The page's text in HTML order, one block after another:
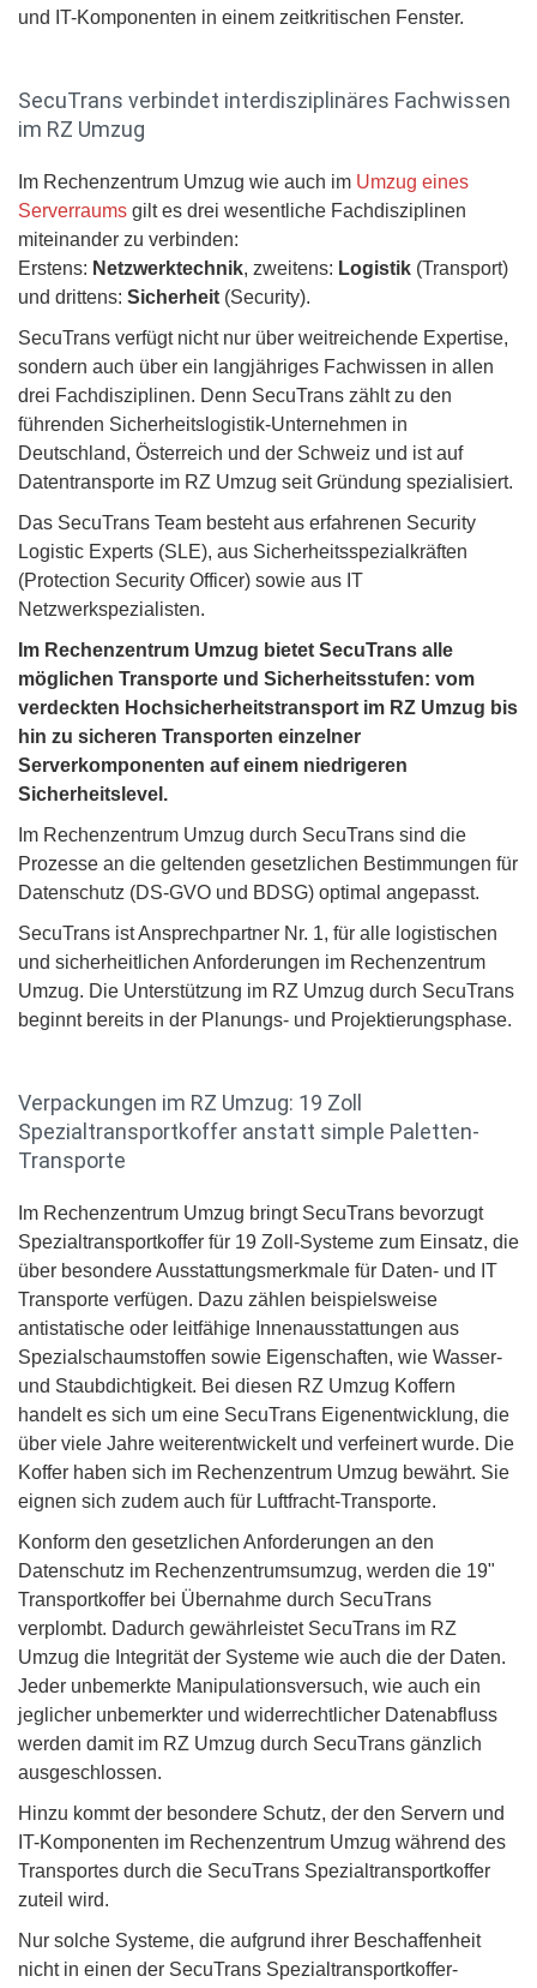
und IT-Komponenten in einem zeitkritischen Fenster.
SecuTrans verbindet interdisziplinäres Fachwissen
im RZ Umzug
Im Rechenzentrum Umzug wie auch im Umzug eines
Serverraums gilt es drei wesentliche Fachdisziplinen
miteinander zu verbinden:
Erstens: Netzwerktechnik, zweitens: Logistik (Transport)
und drittens: Sicherheit (Security).
SecuTrans verfügt nicht nur über weitreichende Expertise,
sondern auch über ein langjähriges Fachwissen in allen
drei Fachdisziplinen. Denn SecuTrans zählt zu den
führenden Sicherheitslogistik-Unternehmen in
Deutschland, Österreich und der Schweiz und ist auf
Datentransporte im RZ Umzug seit Gründung spezialisiert.
Das SecuTrans Team besteht aus erfahrenen Security
Logistic Experts (SLE), aus Sicherheitsspezialkräften
(Protection Security Officer) sowie aus IT
Netzwerkspezialisten.
Im Rechenzentrum Umzug bietet SecuTrans alle
möglichen Transporte und Sicherheitsstufen: vom
verdeckten Hochsicherheitstransport im RZ Umzug bis
hin zu sicheren Transporten einzelner
Serverkomponenten auf einem niedrigeren
Sicherheitslevel.
Im Rechenzentrum Umzug durch SecuTrans sind die
Prozesse an die geltenden gesetzlichen Bestimmungen für
Datenschutz (DS-GVO und BDSG) optimal angepasst.
SecuTrans ist Ansprechpartner Nr. 1, für alle logistischen
und sicherheitlichen Anforderungen im Rechenzentrum
Umzug. Die Unterstützung im RZ Umzug durch SecuTrans
beginnt bereits in der Planungs- und Projektierungsphase.
Verpackungen im RZ Umzug: 19 Zoll
Spezialtransportkoffer anstatt simple Paletten-
Transporte
Im Rechenzentrum Umzug bringt SecuTrans bevorzugt
Spezialtransportkoffer für 19 Zoll-Systeme zum Einsatz, die
über besondere Ausstattungsmerkmale für Daten- und IT
Transporte verfügen. Dazu zählen beispielsweise
antistatische oder leitfähige Innenausstattungen aus
Spezialschaumstoffen sowie Eigenschaften, wie Wasser-
und Staubdichtigkeit. Bei diesen RZ Umzug Koffern
handelt es sich um eine SecuTrans Eigenentwicklung, die
über viele Jahre weiterentwickelt und verfeinert wurde. Die
Koffer haben sich im Rechenzentrum Umzug bewährt. Sie
eignen sich zudem auch für Luftfracht-Transporte.
Konform den gesetzlichen Anforderungen an den
Datenschutz im Rechenzentrumsumzug, werden die 19"
Transportkoffer bei Übernahme durch SecuTrans
verplombt. Dadurch gewährleistet SecuTrans im RZ
Umzug die Integrität der Systeme wie auch die der Daten.
Jeder unbemerkte Manipulationsversuch, wie auch ein
jeglicher unbemerkter und widerrechtlicher Datenabfluss
werden damit im RZ Umzug durch SecuTrans gänzlich
ausgeschlossen.
Hinzu kommt der besondere Schutz, der den Servern und
IT-Komponenten im Rechenzentrum Umzug während des
Transportes durch die SecuTrans Spezialtransportkoffer
zuteil wird.
Nur solche Systeme, die aufgrund ihrer Beschaffenheit
nicht in einen der SecuTrans Spezialtransportkoffer-